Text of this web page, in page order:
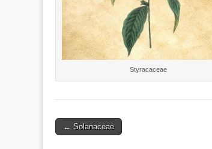
Styracaceae
Post
← Solanaceae